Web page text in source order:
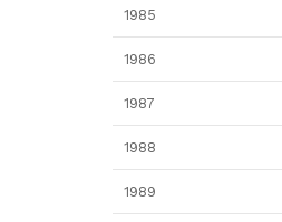
1985
1986
1987
1988
1989